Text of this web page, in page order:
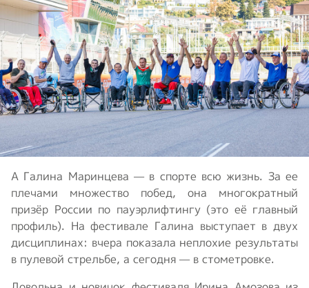
А Галина Маринцева — в спорте всю жизнь. За ее
плечами множество побед, она многократный
призёр России по пауэрлифтингу (это её главный
профиль). На фестивале Галина выступает в двух
дисциплинах: вчера показала неплохие результаты
в пулевой стрельбе, а сегодня — в стометровке.